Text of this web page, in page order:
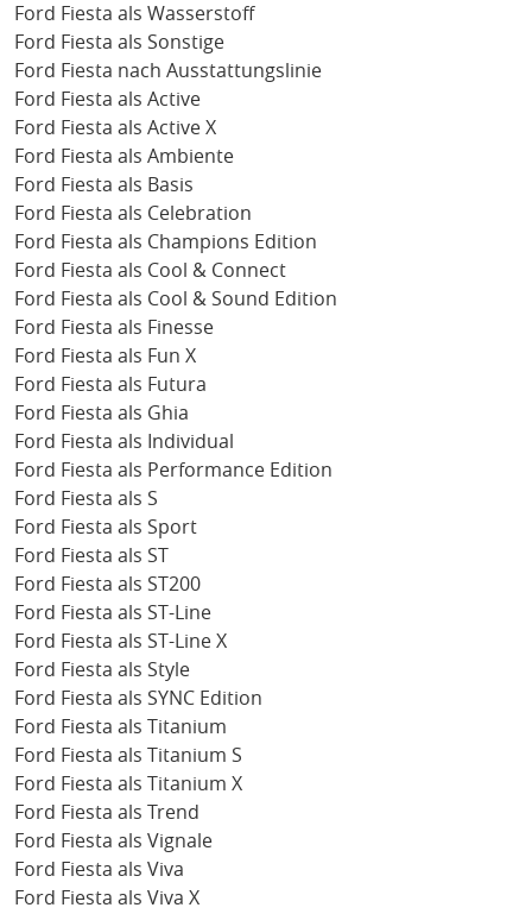
Ford Fiesta als Wasserstoff
Ford Fiesta als Sonstige
Ford Fiesta nach Ausstattungslinie
Ford Fiesta als Active
Ford Fiesta als Active X
Ford Fiesta als Ambiente
Ford Fiesta als Basis
Ford Fiesta als Celebration
Ford Fiesta als Champions Edition
Ford Fiesta als Cool & Connect
Ford Fiesta als Cool & Sound Edition
Ford Fiesta als Finesse
Ford Fiesta als Fun X
Ford Fiesta als Futura
Ford Fiesta als Ghia
Ford Fiesta als Individual
Ford Fiesta als Performance Edition
Ford Fiesta als S
Ford Fiesta als Sport
Ford Fiesta als ST
Ford Fiesta als ST200
Ford Fiesta als ST-Line
Ford Fiesta als ST-Line X
Ford Fiesta als Style
Ford Fiesta als SYNC Edition
Ford Fiesta als Titanium
Ford Fiesta als Titanium S
Ford Fiesta als Titanium X
Ford Fiesta als Trend
Ford Fiesta als Vignale
Ford Fiesta als Viva
Ford Fiesta als Viva X